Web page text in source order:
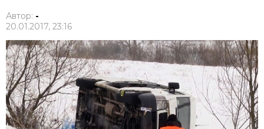
Автор: -
20.01.2017, 23:16